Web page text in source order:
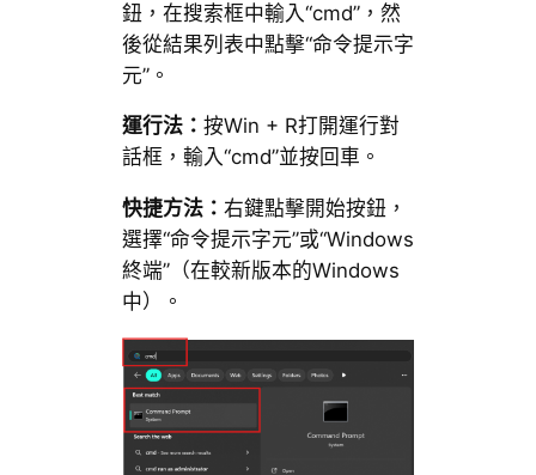
鈕，在搜索框中輸入“cmd”，然
後從結果列表中點擊“命令提示字
元”。
運行法： 按Win + R打開運行對
話框，輸入“cmd”並按回車。
快捷方法： 右鍵點擊開始按鈕，
選擇“命令提示字元”或“Windows
終端”（在較新版本的Windows
中）。